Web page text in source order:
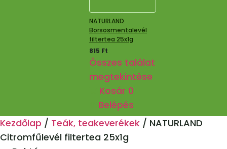
NATURLAND
Borsosmentalevél
filtertea 25x1g
815 Ft
Összes találat
megtekintése
Kosár 0
Belépés
Kezdőlap / Teák, teakeverékek / NATURLAND
Citromfűlevél filtertea 25x1g